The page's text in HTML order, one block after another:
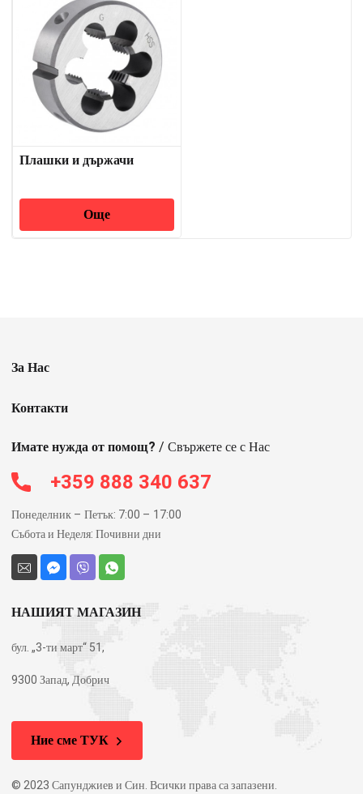
Плашки и държачи
Още
За Нас
Контакти
Имате нужда от помощ? / Свържете се с Нас
+359 888 340 637
Понеделник – Петък: 7:00 – 17:00
Събота и Неделя: Почивни дни
НАШИЯТ МАГАЗИН
бул. „3-ти март“ 51,
9300 Запад, Добрич
Ние сме ТУК
© 2023 Сапунджиев и Син. Всички права са запазени.